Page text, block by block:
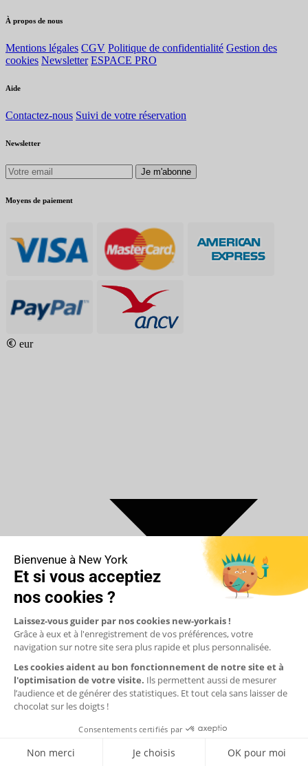
À propos de nous
Mentions légales CGV Politique de confidentialité Gestion des
cookies Newsletter ESPACE PRO
Aide
Contactez-nous Suivi de votre réservation
Newsletter
Je m'abonne
Moyens de paiement
eur
€ Euro
$ Dollar US
$ Dollar Canadien
₣ Franc Suisse
£ Livre sterling